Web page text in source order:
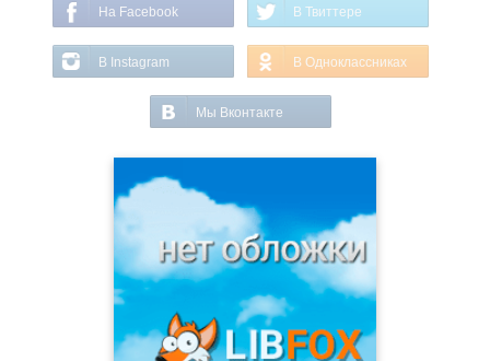
На Facebook В Твиттере
В Instagram В Одноклассниках
Мы Вконтакте